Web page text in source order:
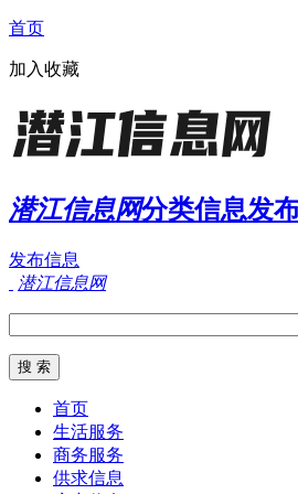
首页
加入收藏
潜江信息网分类信息发
发布信息
潜江信息网
首页
生活服务
商务服务
供求信息